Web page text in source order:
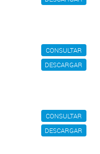
CONSULTAR
DESCARGAR
CONSULTAR
DESCARGAR